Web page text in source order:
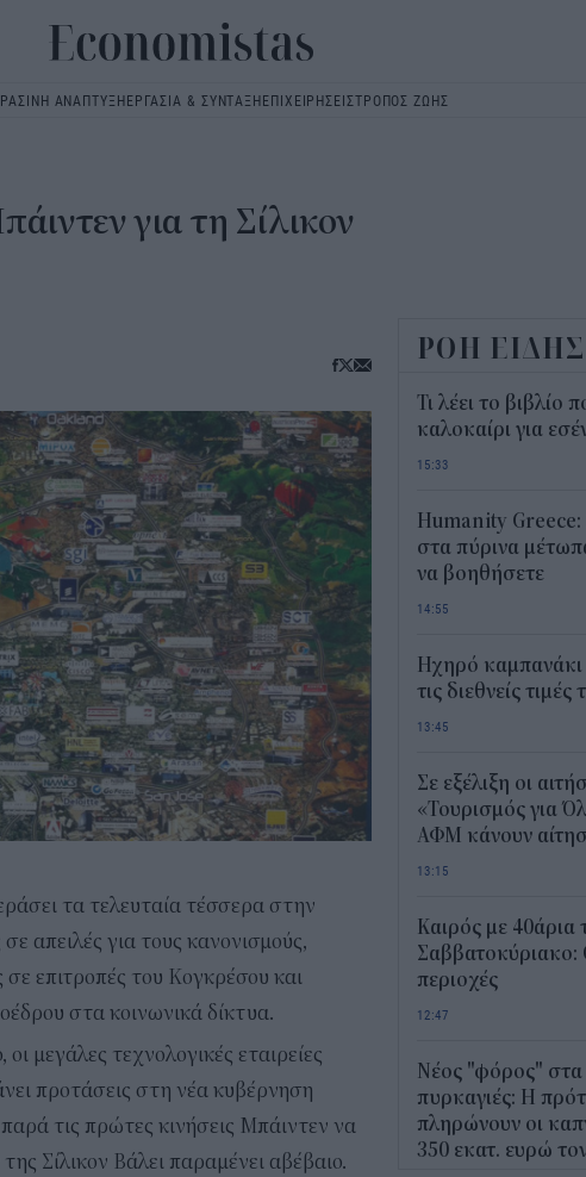
ΑΝΑΠΤΥΞΗΕΡΓΑΣΙΑ & ΣΥΝΤΑΞΗΕΠΙΧΕΙΡΗΣΕΙΣΤΡΟΠΟΣ ΖΩΗΣ
για τη Σίλικον
τα τελευταία τέσσερα στην
απειλές για τους κανονισμούς,
σε επιτροπές του Κογκρέσου και
στα κοινωνικά δίκτυα.
μεγάλες τεχνολογικές εταιρείες
προτάσεις στη νέα κυβέρνηση
τις πρώτες κινήσεις Μπάιντεν να
Σίλικον Βάλει παραμένει αβέβαιο.
ΡΟΗ
Τι λέει το βιβλίο
καλοκαίρι για
15:33
Humanity
στα πύρινα
να βοηθήσετε
14:55
Ηχηρό καμπανάκι
τις διεθνείς
13:45
Σε εξέλιξη οι
«Τουρισμός για
ΑΦΜ κάνουν
13:15
Καιρός με 40άρια
Σαββατοκύριακο:
περιοχές
12:47
Νέος "φόρος" στα
πυρκαγιές: Η
πληρώνουν οι
350 εκατ. ευρώ